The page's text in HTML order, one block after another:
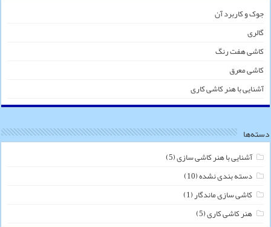
جوک و کاربرد آن
گالری
کاشی هفت رنگ
کاشی معرق
آشنایی با هنر کاشی کاری
دسته‌ها
آشنایی با هنر کاشی سازی(5)
دسته بندی نشده(10)
کاشی سازی ماندگار(1)
هنر کاشی کاری(5)